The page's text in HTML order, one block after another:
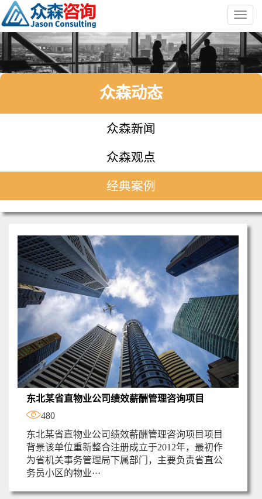
众森动态
众森新闻
众森观点
经典案例
东北某省直物业公司绩效薪酬管理咨询项目
480
东北某省直物业公司绩效薪酬管理咨询项目项目
背景该单位重新整合注册成立于2012年，最初作
为省机关事务管理局下属部门，主要负责省直公
务员小区的物业···